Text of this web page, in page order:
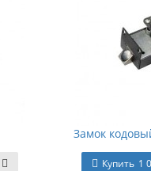
Замок
Купить 1